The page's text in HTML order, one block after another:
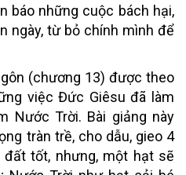
báo những cuộc bách hại,
ngày, từ bỏ chính mình để
(chương 13) được theo
việc Đức Giêsu đã làm
Nước Trời. Bài giảng này
tràn trề, cho dẫu, gieo 4
tốt, nhưng, một hạt sẽ